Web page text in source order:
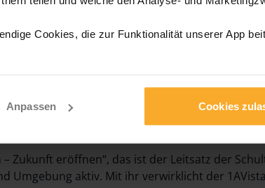
Cookies, die zur Funktionalität unserer App
Anpassen Cookies
ALL INCLUSIVE-Verpflegung , bei welcher
im Preis eingeschlossen sind. Dieses
zahlreiche Stammgäste.
. Seit der
, können wir als
Mitarbeiter im Bereich der geführten
konnte das Programm im Laufe der Jahre stetig
Zukunft eröffnen“, das ist der Leitsatz der
Umgebung aktiv. Mit ihr verwirklicht der